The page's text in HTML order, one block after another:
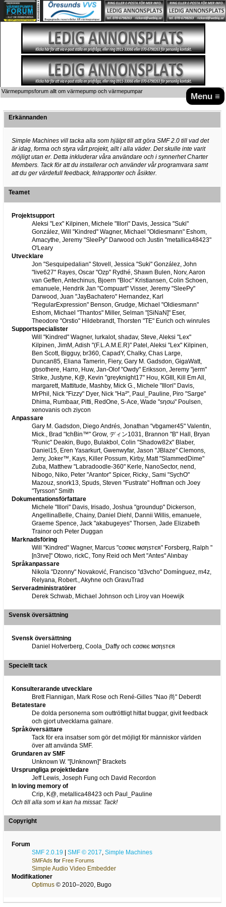
Menu ≡
Värmepumpsforum allt om värmepump och värmepumpar
Erkännanden
Simple Machines vill tacka alla som hjälpt till att göra SMF 2.0 till vad det
är idag, forma och styra vårt projekt, allt i alla väder. Det skulle inte varit
möjligt utan er. Detta inkluderar våra användare och i synnerhet Charter
Members. Tack för att du installerar och använder vår programvara samt
att du ger värdefull feedback, felrapporter och åsikter.
Teamet
Projektsupport
Aleksi "Lex" Kilpinen, Michele "Illori" Davis, Jessica "Suki"
González, Will "Kindred" Wagner, Michael "Oldiesmann" Eshom,
Amacythe, Jeremy "SleePy" Darwood och Justin "metallica48423"
O'Leary
Utvecklare
Jon "Sesquipedalian" Stovell, Jessica "Suki" González, John
"live627" Rayes, Oscar "Ozp" Rydhé, Shawn Bulen, Norv, Aaron
van Geffen, Antechinus, Bjoern "Bloc" Kristiansen, Colin Schoen,
emanuele, Hendrik Jan "Compuart" Visser, Jeremy "SleePy"
Darwood, Juan "JayBachatero" Hernandez, Karl
"RegularExpression" Benson, Grudge, Michael "Oldiesmann"
Eshom, Michael "Thantos" Miller, Selman "[SiNaN]" Eser,
Theodore "Orstio" Hildebrandt, Thorsten "TE" Eurich och winrules
Supportspecialister
Will "Kindred" Wagner, lurkalot, shadav, Steve, Aleksi "Lex"
Kilpinen, JimM, Adish "(F.L.A.M.E.R)" Patel, Aleksi "Lex" Kilpinen,
Ben Scott, Bigguy, br360, CapadY, Chalky, Chas Large,
Duncan85, Eliana Tamerin, Fiery, Gary M. Gadsdon, GigaWatt,
gbsothere, Harro, Huw, Jan-Olof "Owdy" Eriksson, Jeremy "jerm"
Strike, Justyne, K@, Kevin "greyknight17" Hou, KGIII, Kill Em All,
margarett, Mattitude, Mashby, Mick G., Michele "Illori" Davis,
MrPhil, Nick "Fizzy" Dyer, Nick "Ha²", Paul_Pauline, Piro "Sarge"
Dhima, Rumbaar, Pitti, RedOne, S-Ace, Wade "sησω" Poulsen,
xenovanis och ziycon
Anpassare
Gary M. Gadsdon, Diego Andrés, Jonathan "vbgamer45" Valentin,
Mick., Brad "IchBin™" Grow, ディン1031, Brannon "B" Hall, Bryan
"Runic" Deakin, Bugo, Bulakbol, Colin "Shadow82x" Blaber,
Daniel15, Eren Yasarkurt, Gwenwyfar, Jason "JBlaze" Clemons,
Jerry, Joker™, Kays, Killer Possum, Kirby, Matt "SlammedDime"
Zuba, Matthew "Labradoodle-360" Kerle, NanoSector, nend,
Nibogo, Niko, Peter "Arantor" Spicer, Ricky., Sami "SychO"
Mazouz, snork13, Spuds, Steven "Fustrate" Hoffman och Joey
"Tyrsson" Smith
Dokumentationsförfattare
Michele "Illori" Davis, Irisado, Joshua "groundup" Dickerson,
AngellinaBelle, Chainy, Daniel Diehl, Dannii Willis, emanuele,
Graeme Spence, Jack "akabugeyes" Thorsen, Jade Elizabeth
Trainor och Peter Duggan
Marknadsföring
Will "Kindred" Wagner, Marcus "cσσкιє мσηѕтєя" Forsberg, Ralph "
[n3rve]" Otowo, rickC, Tony Reid och Mert "Antes" Alınbay
Språkanpassare
Nikola "Dzonny" Novaković, Francisco "d3vcho" Domínguez, m4z,
Relyana, Robert., Akyhne och GravuTrad
Serveradministratörer
Derek Schwab, Michael Johnson och Liroy van Hoewijk
Svensk översättning
Svensk översättning
Daniel Hofverberg, Coola_Daffy och cσσкιє мσηѕтєя
Speciellt tack
Konsulterarande utvecklare
Brett Flannigan, Mark Rose och René-Gilles "Nao 尚" Deberdt
Betatestare
De dolda personerna som outtröttligt hittat buggar, givit feedback
och gjort utvecklarna galnare.
Språköversättare
Tack för era insatser som gör det möjligt för människor världen
över att använda SMF.
Grundaren av SMF
Unknown W. "[Unknown]" Brackets
Ursprungliga projektledare
Jeff Lewis, Joseph Fung och David Recordon
In loving memory of
Crip, K@, metallica48423 och Paul_Pauline
Och till alla som vi kan ha missat: Tack!
Copyright
Forum
SMF 2.0.19
SMF © 2017, Simple Machines
SMFAds for Free Forums
Simple Audio Video Embedder
Modifikationer
Optimus© 2010–2020, Bugo